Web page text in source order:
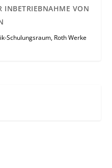
INBETRIEBNAHME VON
Schulungsraum, Roth Werke